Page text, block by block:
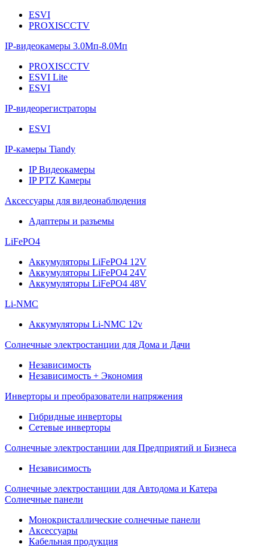
ESVI
PROXISCCTV
IP-видеокамеры 3.0Мп-8.0Мп
PROXISCCTV
ESVI Lite
ESVI
IP-видеорегистраторы
ESVI
IP-камеры Tiandy
IP Видеокамеры
IP PTZ Камеры
Аксессуары для видеонаблюдения
Адаптеры и разъемы
LiFePO4
Аккумуляторы LiFePO4 12V
Аккумуляторы LiFePO4 24V
Аккумуляторы LiFePO4 48V
Li-NMC
Аккумуляторы Li-NMC 12v
Солнечные электростанции для Дома и Дачи
Независимость
Независимость + Экономия
Инверторы и преобразователи напряжения
Гибридные инверторы
Сетевые инверторы
Солнечные электростанции для Предприятий и Бизнеса
Независимость
Солнечные электростанции для Автодома и Катера
Солнечные панели
Монокристаллические солнечные панели
Аксессуары
Кабельная продукция